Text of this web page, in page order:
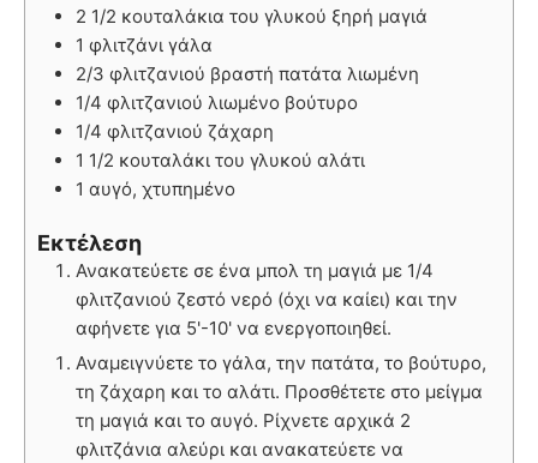
2 1/2 κουταλάκια του γλυκού ξηρή μαγιά
1 φλιτζάνι γάλα
2/3 φλιτζανιού βραστή πατάτα λιωμένη
1/4 φλιτζανιού λιωμένο βούτυρο
1/4 φλιτζανιού ζάχαρη
1 1/2 κουταλάκι του γλυκού αλάτι
1 αυγό, χτυπημένο
Εκτέλεση
Ανακατεύετε σε ένα μπολ τη μαγιά με 1/4
φλιτζανιού ζεστό νερό (όχι να καίει) και την
αφήνετε για 5'-10' να ενεργοποιηθεί.
Αναμειγνύετε το γάλα, την πατάτα, το βούτυρο,
τη ζάχαρη και το αλάτι. Προσθέτετε στο μείγμα
τη μαγιά και το αυγό. Ρίχνετε αρχικά 2
φλιτζάνια αλεύρι και ανακατεύετε να